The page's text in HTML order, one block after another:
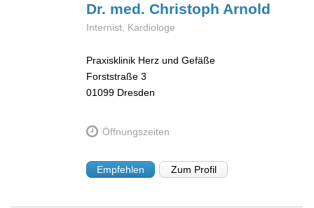
Dr. med. Christoph Arnold
Internist, Kardiologe
Praxisklinik Herz und Gefäße
Forststraße 3
01099 Dresden
Öffnungszeiten
Empfehlen Zum Profil